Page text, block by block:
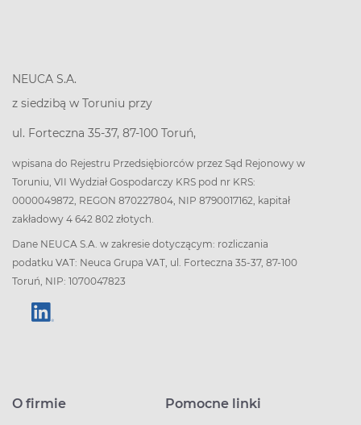
NEUCA S.A.
z siedzibą w Toruniu przy
ul. Forteczna 35-37, 87-100 Toruń,
wpisana do Rejestru Przedsiębiorców przez Sąd Rejonowy w
Toruniu, VII Wydział Gospodarczy KRS pod nr KRS:
0000049872, REGON 870227804, NIP 8790017162, kapitał
zakładowy 4 642 802 złotych.
Dane NEUCA S.A. w zakresie dotyczącym: rozliczania
podatku VAT: Neuca Grupa VAT, ul. Forteczna 35-37, 87-100
Toruń, NIP: 1070047823
O firmie Pomocne linki